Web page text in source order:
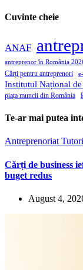
Cuvinte cheie
ANAF
antreprenor în România
Cărți pentru antreprenori
Institutul Național de
piața muncii din România
Te-ar mai putea
Antreprenoriat
Cărți de business
buget redus
August 4,